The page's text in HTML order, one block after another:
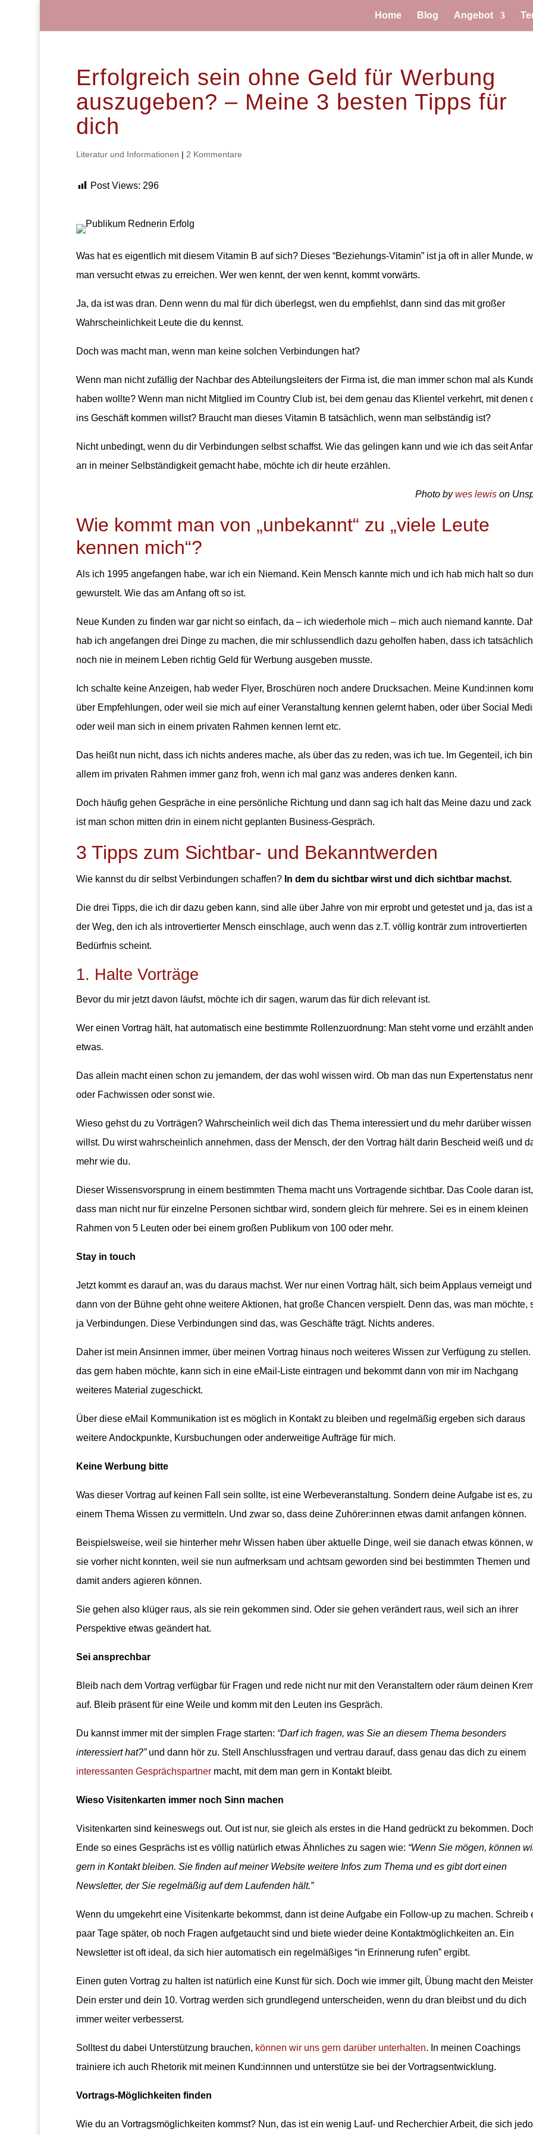
Home Blog Angebot
Erfolgreich sein ohne Geld für Werbung
auszugeben? – Meine 3 besten Tipps für
dich
Literatur und Informationen | 2 Kommentare
Post Views: 296
Was hat es eigentlich mit diesem Vitamin B auf sich? Dieses “Beziehungs-Vitamin” ist ja oft in aller Munde,
man versucht etwas zu erreichen. Wer wen kennt, der wen kennt, kommt vorwärts.
Ja, da ist was dran. Denn wenn du mal für dich überlegst, wen du empfiehlst, dann sind das mit großer
Wahrscheinlichkeit Leute die du kennst.
Doch was macht man, wenn man keine solchen Verbindungen hat?
Wenn man nicht zufällig der Nachbar des Abteilungsleiters der Firma ist, die man immer schon mal als
haben wollte? Wenn man nicht Mitglied im Country Club ist, bei dem genau das Klientel verkehrt, mit denen
ins Geschäft kommen willst? Braucht man dieses Vitamin B tatsächlich, wenn man selbständig ist?
Nicht unbedingt, wenn du dir Verbindungen selbst schaffst. Wie das gelingen kann und wie ich das seit
an in meiner Selbständigkeit gemacht habe, möchte ich dir heute erzählen.
Photo bywes lewison
Wie kommt man von „unbekannt“ zu „viele Leute
kennen mich“?
Als ich 1995 angefangen habe, war ich ein Niemand. Kein Mensch kannte mich und ich hab mich halt so
gewurstelt. Wie das am Anfang oft so ist.
Neue Kunden zu finden war gar nicht so einfach, da – ich wiederhole mich – mich auch niemand kannte.
hab ich angefangen drei Dinge zu machen, die mir schlussendlich dazu geholfen haben, dass ich tatsächlich
noch nie in meinem Leben richtig Geld für Werbung ausgeben musste.
Ich schalte keine Anzeigen, hab weder Flyer, Broschüren noch andere Drucksachen. Meine Kund:innen
über Empfehlungen, oder weil sie mich auf einer Veranstaltung kennen gelernt haben, oder über Social
oder weil man sich in einem privaten Rahmen kennen lernt etc.
Das heißt nun nicht, dass ich nichts anderes mache, als über das zu reden, was ich tue. Im Gegenteil, ich
allem im privaten Rahmen immer ganz froh, wenn ich mal ganz was anderes denken kann.
Doch häufig gehen Gespräche in eine persönliche Richtung und dann sag ich halt das Meine dazu und zack
ist man schon mitten drin in einem nicht geplanten Business-Gespräch.
3 Tipps zum Sichtbar- und Bekanntwerden
Wie kannst du dir selbst Verbindungen schaffen? In dem du sichtbar wirst und dich sichtbar machst.
Die drei Tipps, die ich dir dazu geben kann, sind alle über Jahre von mir erprobt und getestet und ja, das ist
der Weg, den ich als introvertierter Mensch einschlage, auch wenn das z.T. völlig konträr zum introvertierten
Bedürfnis scheint.
1. Halte Vorträge
Bevor du mir jetzt davon läufst, möchte ich dir sagen, warum das für dich relevant ist.
Wer einen Vortrag hält, hat automatisch eine bestimmte Rollenzuordnung: Man steht vorne und erzählt
etwas.
Das allein macht einen schon zu jemandem, der das wohl wissen wird. Ob man das nun Expertenstatus
oder Fachwissen oder sonst wie.
Wieso gehst du zu Vorträgen? Wahrscheinlich weil dich das Thema interessiert und du mehr darüber wissen
willst. Du wirst wahrscheinlich annehmen, dass der Mensch, der den Vortrag hält darin Bescheid weiß und
mehr wie du.
Dieser Wissensvorsprung in einem bestimmten Thema macht uns Vortragende sichtbar. Das Coole daran ist,
dass man nicht nur für einzelne Personen sichtbar wird, sondern gleich für mehrere. Sei es in einem kleinen
Rahmen von 5 Leuten oder bei einem großen Publikum von 100 oder mehr.
Stay in touch
Jetzt kommt es darauf an, was du daraus machst. Wer nur einen Vortrag hält, sich beim Applaus verneigt und
dann von der Bühne geht ohne weitere Aktionen, hat große Chancen verspielt. Denn das, was man möchte,
ja Verbindungen. Diese Verbindungen sind das, was Geschäfte trägt. Nichts anderes.
Daher ist mein Ansinnen immer, über meinen Vortrag hinaus noch weiteres Wissen zur Verfügung zu stellen.
das gern haben möchte, kann sich in eine eMail-Liste eintragen und bekommt dann von mir im Nachgang
weiteres Material zugeschickt.
Über diese eMail Kommunikation ist es möglich in Kontakt zu bleiben und regelmäßig ergeben sich daraus
weitere Andockpunkte, Kursbuchungen oder anderweitige Aufträge für mich.
Keine Werbung bitte
Was dieser Vortrag auf keinen Fall sein sollte, ist eine Werbeveranstaltung. Sondern deine Aufgabe ist es, zu
einem Thema Wissen zu vermitteln. Und zwar so, dass deine Zuhörer:innen etwas damit anfangen können.
Beispielsweise, weil sie hinterher mehr Wissen haben über aktuelle Dinge, weil sie danach etwas können,
sie vorher nicht konnten, weil sie nun aufmerksam und achtsam geworden sind bei bestimmten Themen und
damit anders agieren können.
Sie gehen also klüger raus, als sie rein gekommen sind. Oder sie gehen verändert raus, weil sich an ihrer
Perspektive etwas geändert hat.
Sei ansprechbar
Bleib nach dem Vortrag verfügbar für Fragen und rede nicht nur mit den Veranstaltern oder räum deinen
auf. Bleib präsent für eine Weile und komm mit den Leuten ins Gespräch.
Du kannst immer mit der simplen Frage starten: “Darf ich fragen, was Sie an diesem Thema besonders
interessiert hat?”und dann hör zu. Stell Anschlussfragen und vertrau darauf, dass genau das dich zu einem
interessanten Gesprächspartnermacht, mit dem man gern in Kontakt bleibt.
Wieso Visitenkarten immer noch Sinn machen
Visitenkarten sind keineswegs out. Out ist nur, sie gleich als erstes in die Hand gedrückt zu bekommen.
Ende so eines Gesprächs ist es völlig natürlich etwas Ähnliches zu sagen wie: “Wenn Sie mögen, können
gern in Kontakt bleiben. Sie finden auf meiner Website weitere Infos zum Thema und es gibt dort einen
Newsletter, der Sie regelmäßig auf dem Laufenden hält.”
Wenn du umgekehrt eine Visitenkarte bekommst, dann ist deine Aufgabe ein Follow-up zu machen. Schreib
paar Tage später, ob noch Fragen aufgetaucht sind und biete wieder deine Kontaktmöglichkeiten an. Ein
Newsletter ist oft ideal, da sich hier automatisch ein regelmäßiges “in Erinnerung rufen” ergibt.
Einen guten Vortrag zu halten ist natürlich eine Kunst für sich. Doch wie immer gilt, Übung macht den
Dein erster und dein 10. Vortrag werden sich grundlegend unterscheiden, wenn du dran bleibst und du dich
immer weiter verbesserst.
Solltest du dabei Unterstützung brauchen, können wir uns gern darüber unterhalten. In meinen Coachings
trainiere ich auch Rhetorik mit meinen Kund:innnen und unterstütze sie bei der Vortragsentwicklung.
Vortrags-Möglichkeiten finden
Wie du an Vortragsmöglichkeiten kommst? Nun, das ist ein wenig Lauf- und Recherchier Arbeit, die sich